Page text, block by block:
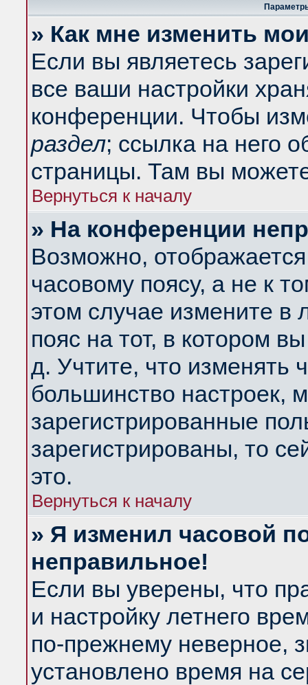
» Как мне изменить
Если вы являетесь
все ваши настройки
конференции. Чтобы
раздел; ссылка на него
страницы. Там вы
Вернуться к началу
» На конференции
Возможно,
часовому поясу, а не к
этом случае измените в
пояс на тот, в котором
д. Учтите, что изменять
большинство настроек,
зарегистрированные
зарегистрированы, то
это.
Вернуться к началу
» Я изменил часовой
неправильное!
Если вы уверены, что
и настройку летнего
по-прежнему неверное,
установлено время на